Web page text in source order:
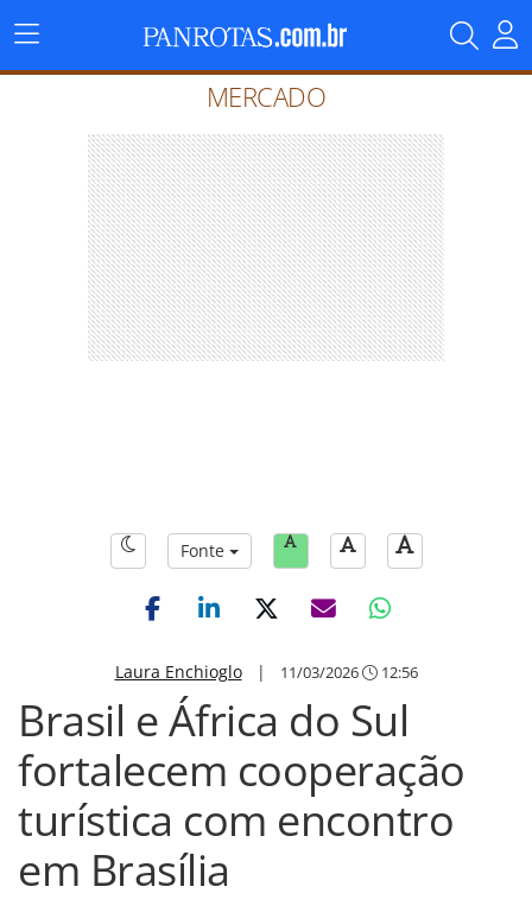
Menu
Principal
MERCADO
Fonte
Laura Enchioglo| 11/03/2026 12:56
Brasil e África do Sul
fortalecem cooperação
turística com encontro
em Brasília